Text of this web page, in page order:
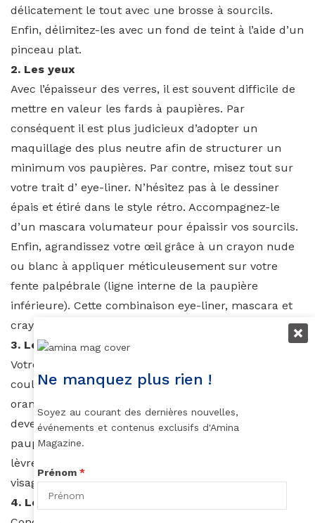
délicatement le tout avec une brosse à sourcils.
Enfin, délimitez-les avec un fond de teint à l’aide d’un
pinceau plat.
2. Les yeux
Avec l’épaisseur des verres, il est souvent difficile de
mettre en valeur les fards à paupières. Par
conséquent il est plus judicieux d’adopter un
maquillage des plus neutre afin de structurer un
minimum vos paupières. Par contre, misez tout sur
votre trait d’ eye-liner. N’hésitez pas à le dessiner
épais et étiré dans le style rétro. Accompagnez-le
d’un mascara volumateur pour épaissir vos sourcils.
Enfin, agrandissez votre œil grâce à un crayon nude
ou blanc à appliquer méticuleusement sur votre
fente palpébrale (ligne interne de la paupière
inférieure). Cette combinaison eye-liner, mascara et
crayon accentuera l’intensité de votre regard.
3. Les lèvres
Votre bouche se doit d’être pétillante. Osez des
couleurs flamboyantes comme le rouge, le rose, le
orange ou encore le violet. Vous pouvez, et même,
devez vous le permettre, car, rappelez-vous : vos
paupières sont neutres. Et une couleur vive sur vos
lèvres apportera un certain équilibre à l’ensemble du
visage.
4. Le teint
Ne manquez plus rien !
Soyez au courant des dernières nouvelles,
événements et contenus exclusifs d'Amina
Magazine.
Prénom *